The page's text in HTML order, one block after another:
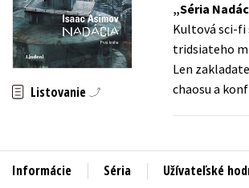
⚔️ Zaklínač na CD
🔖Outlet knihy
Listovanie
Séria
Kultová sci-fi
tridsiateho
Len
chaosu a
Informácie Séria Užívateľské